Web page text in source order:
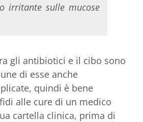
irritante sulle mucose
gli antibiotici e il cibo sono
di esse anche
quindi è bene
alle cure di un medico
cartella clinica, prima di